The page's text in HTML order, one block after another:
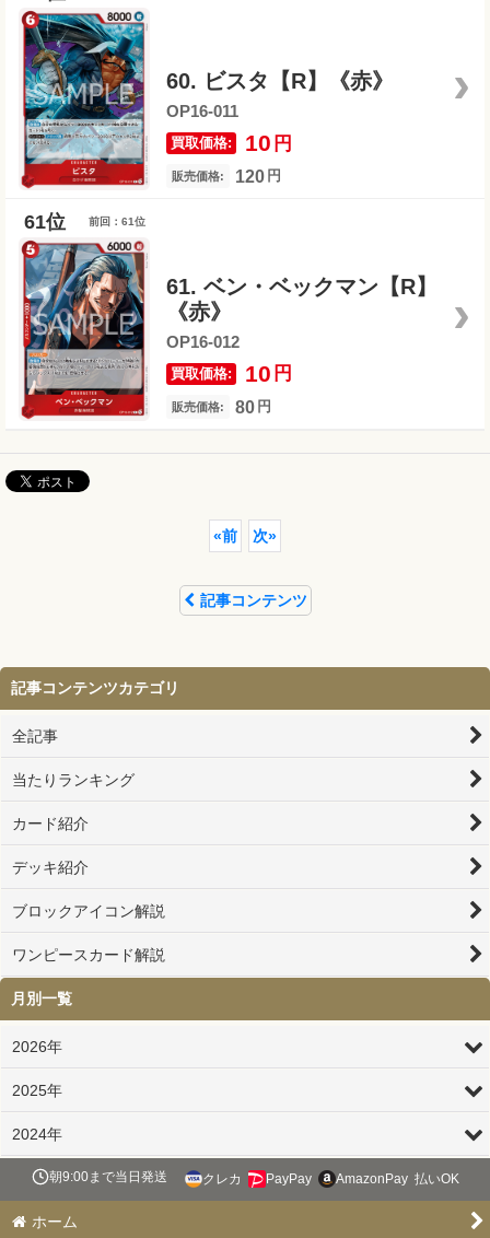
60. ビスタ【R】《赤》
OP16-011
買取価格: 10 円
販売価格: 120 円
前回：61位
61. ベン・ベックマン【R】
《赤》
OP16-012
買取価格: 10 円
販売価格: 80 円
«前 次»
記事コンテンツ
記事コンテンツカテゴリ
全記事
当たりランキング
カード紹介
デッキ紹介
ブロックアイコン解説
ワンピースカード解説
月別一覧
2026年
2025年
2024年
朝9:00まで当日発送 クレカ PayPay AmazonPay 払いOK
ホーム